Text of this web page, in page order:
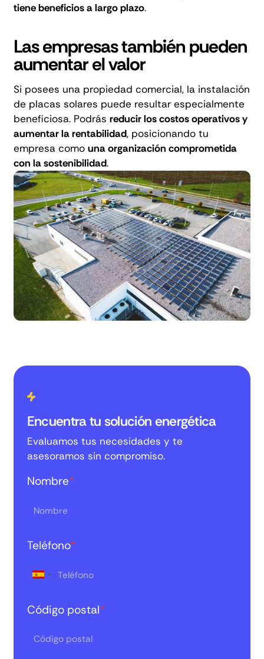
tiene beneficios a largo plazo.
Las empresas también pueden
aumentar el valor
Si posees una propiedad comercial, la instalación
de placas solares puede resultar especialmente
beneficiosa. Podrás reducir los costos operativos y
aumentar la rentabilidad, posicionando tu
empresa como una organización comprometida
con la sostenibilidad.
Encuentra tu solución energética
Evaluamos tus necesidades y te
asesoramos sin compromiso.
Nombre*
Teléfono*
Código postal*